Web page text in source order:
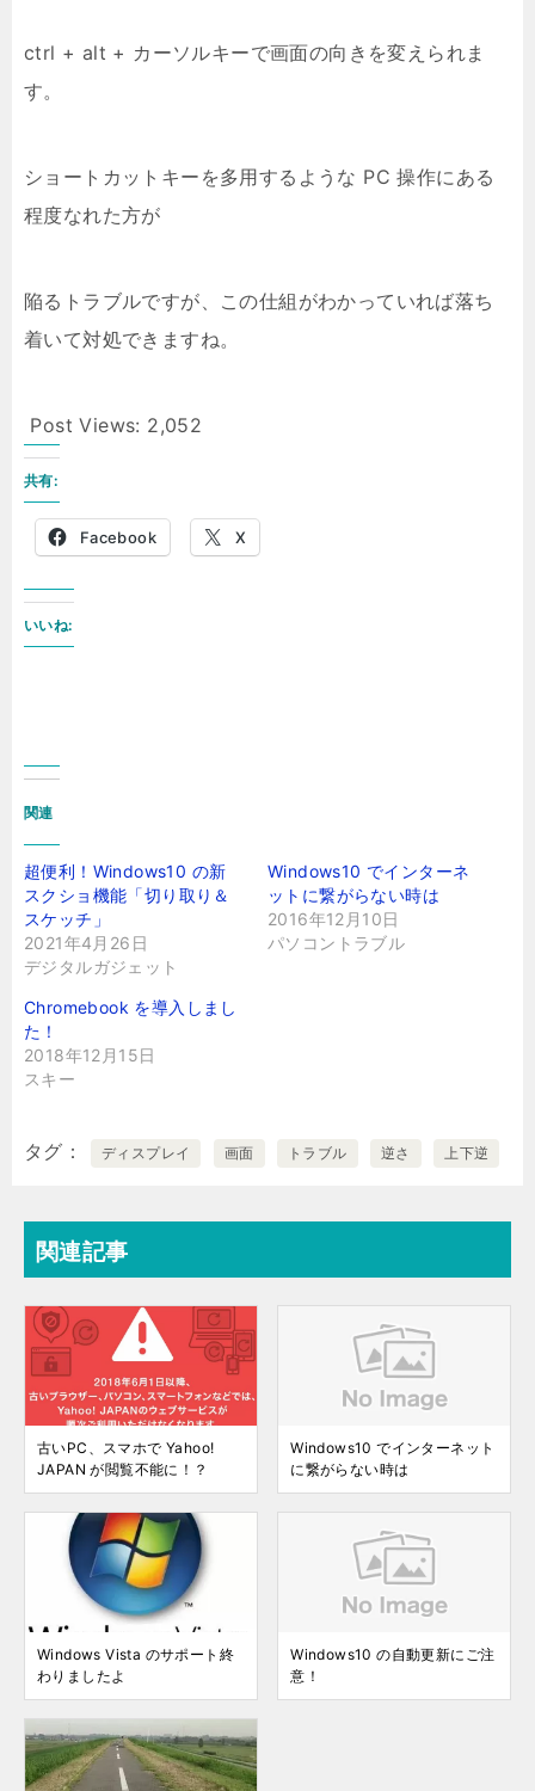
ctrl + alt + カーソルキーで画面の向きを変えられま
す。
ショートカットキーを多用するような PC 操作にある
程度なれた方が
陥るトラブルですが、この仕組がわかっていれば落ち
着いて対処できますね。
Post Views: 2,052
共有:
Facebook X
いいね:
関連
超便利！Windows10 の新
スクショ機能「切り取り＆
スケッチ」
2021年4月26日
デジタルガジェット
Windows10 でインターネ
ットに繋がらない時は
2016年12月10日
パソコントラブル
Chromebook を導入しまし
た！
2018年12月15日
スキー
タグ ディスプレイ 画面 トラブル 逆さ 上下逆
関連記事
古いPC、スマホで Yahoo!
JAPAN が閲覧不能に！？
Windows10 でインターネット
に繋がらない時は
Windows Vista のサポート終
わりましたよ
Windows10 の自動更新にご注
意！